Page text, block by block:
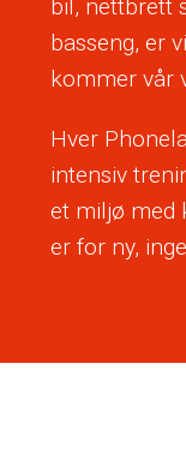
bil, nettbrett
basseng, er
kommer vår
Hver
intensiv
et miljø med
er for ny,